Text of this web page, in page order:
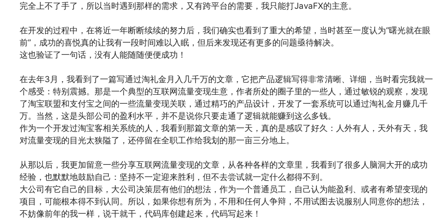
完全上不了手了，所以当时遇到那样的需求，又有跨平台的需要，我只能打JavaFX的主意。
在开发的过程中，在将近一年断断续续的努力后，我们确实也看到了重大的希望，当时甚至一度认为“曙光就在眼
前”，成功的喜悦真的让我有一段时间难以入眠，但后来发现还有更多的问题亟待解决。
这也验证了一句话，没有人能随随便便成功！
在去年3月，我看到了一篇写通过淘礼金月入几千万的文章，它把产品逻辑写得非常清晰、详细，当时看完我就一
个感受：特别震撼。那是一个典型的互联网流量变现生意，作者所处的圈子里的一些人，通过敏锐的观察，发现
了淘宝联盟和支付宝之间的一些流量变现关联，通过精巧的产品设计，开发了一套系统可以通过淘礼金月赚几千
万。当然，这是头部公司的盈利水平，并不是说你只要走通了逻辑就能赚到这么多钱。
作为一个开发过淘宝客相关系统的人，我看到那篇文章的第一天，真的是感叹了好久：人外有人，天外有天，我
对流量变现的目光太狭隘了，还停留在全职工作给我划的那一亩三分地上。
从那以后，我更加留意一些分享互联网流量变现的文章，从各种各样的文章里，我看到了很多人脑洞大开的成功
经验，也默默地鼓励自己：坚持不一定迎来胜利，但不去尝试就一定什么都得不到。
大公司有它自己的目标，大公司决策层有他们的想法，作为一个普通员工，自己认为能盈利、或者有希望变现的
项目，可能根本得不到认同。所以，如果你想有所为，不用和任何人争辩，不用试图去说服别人同意你的想法，
不妨像前年的我一样，说干就干，代码库创建起来，代码写起来！